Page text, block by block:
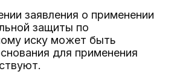
заявления о применении
защиты по
иску может быть
для применения